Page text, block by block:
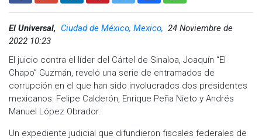
El Universal, Ciudad de México, Mexico, 24 Noviembre de
2022 10:23
El juicio contra el líder del Cártel de Sinaloa, Joaquín “El
Chapo” Guzmán, reveló una serie de entramados de
corrupción en el que han sido involucrados dos presidentes
mexicanos: Felipe Calderón, Enrique Peña Nieto y Andrés
Manuel López Obrador.
Un expediente judicial que difundieron fiscales federales de